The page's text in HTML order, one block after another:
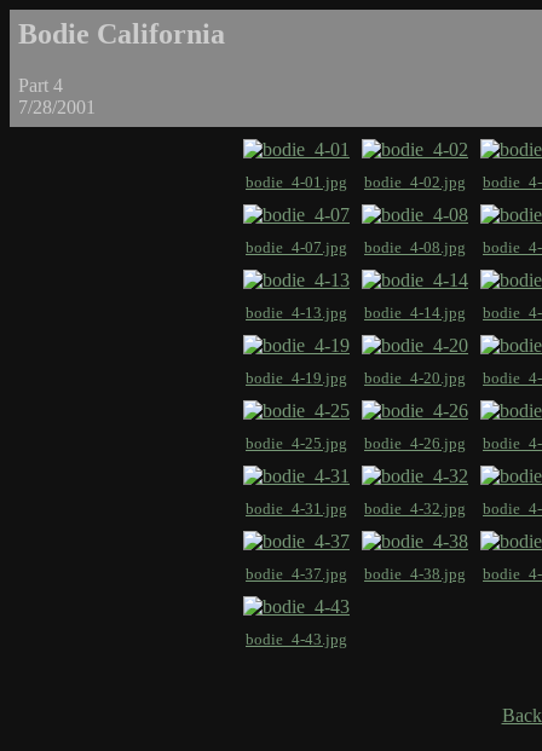
Bodie California
Part 4
7/28/2001
bodie_4-01.jpg bodie_4-02.jpg
bodie_4-07.jpg bodie_4-08.jpg
bodie_4-13.jpg bodie_4-14.jpg
bodie_4-19.jpg bodie_4-20.jpg
bodie_4-25.jpg bodie_4-26.jpg
bodie_4-31.jpg bodie_4-32.jpg
bodie_4-37.jpg bodie_4-38.jpg
bodie_4-43.jpg